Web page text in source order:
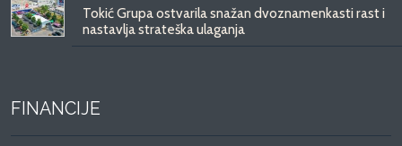
Tokić Grupa ostvarila snažan dvoznamenkasti rast i
nastavlja strateška ulaganja
FINANCIJE